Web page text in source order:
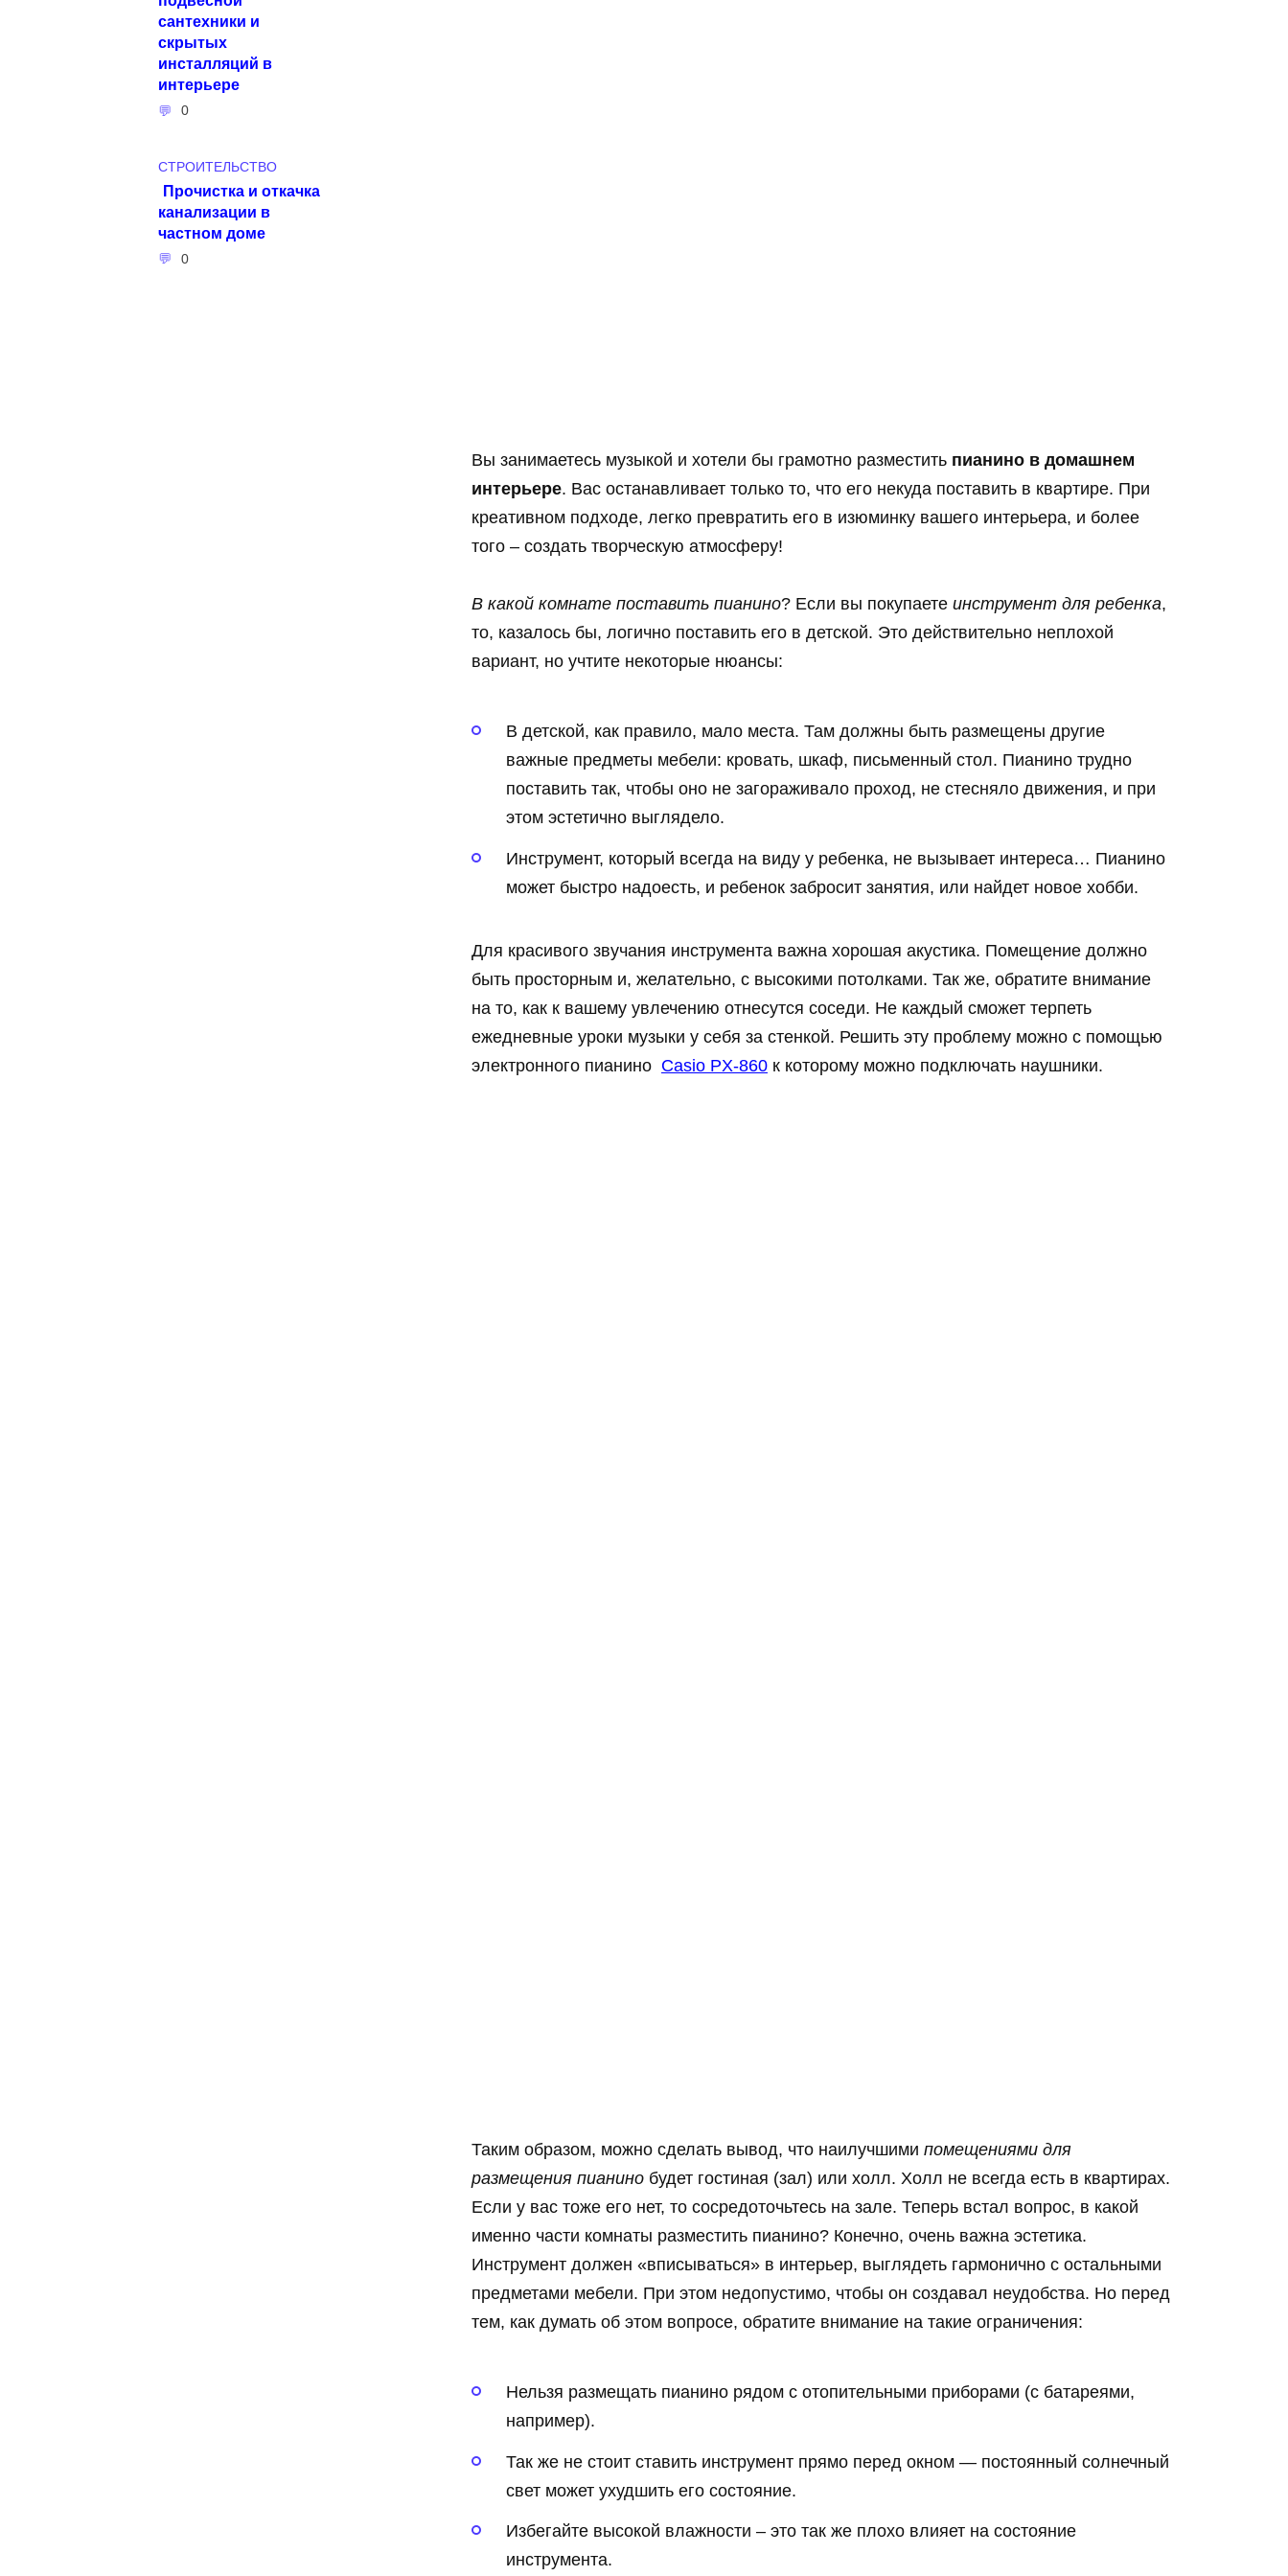
Вы занимаетесь музыкой и хотели бы грамотно разместить пианино в домашнем
интерьере. Вас останавливает только то, что его некуда поставить в квартире. При
креативном подходе, легко превратить его в изюминку вашего интерьера, и более
того – создать творческую атмосферу!
В какой комнате поставить пианино? Если вы покупаете инструмент для ребенка,
то, казалось бы, логично поставить его в детской. Это действительно неплохой
вариант, но учтите некоторые нюансы:
В детской, как правило, мало места. Там должны быть размещены другие
важные предметы мебели: кровать, шкаф, письменный стол. Пианино трудно
поставить так, чтобы оно не загораживало проход, не стесняло движения, и при
этом эстетично выглядело.
Инструмент, который всегда на виду у ребенка, не вызывает интереса… Пианино
может быстро надоесть, и ребенок забросит занятия, или найдет новое хобби.
Для красивого звучания инструмента важна хорошая акустика. Помещение должно
быть просторным и, желательно, с высокими потолками. Так же, обратите внимание
на то, как к вашему увлечению отнесутся соседи. Не каждый сможет терпеть
ежедневные уроки музыки у себя за стенкой. Решить эту проблему можно с помощью
электронного пианино Casio PX-860 к которому можно подключать наушники.
Таким образом, можно сделать вывод, что наилучшими помещениями для
размещения пианино будет гостиная (зал) или холл. Холл не всегда есть в квартирах.
Если у вас тоже его нет, то сосредоточьтесь на зале. Теперь встал вопрос, в какой
именно части комнаты разместить пианино? Конечно, очень важна эстетика.
Инструмент должен «вписываться» в интерьер, выглядеть гармонично с остальными
предметами мебели. При этом недопустимо, чтобы он создавал неудобства. Но перед
тем, как думать об этом вопросе, обратите внимание на такие ограничения:
Нельзя размещать пианино рядом с отопительными приборами (с батареями,
например).
Так же не стоит ставить инструмент прямо перед окном — постоянный солнечный
свет может ухудшить его состояние.
Избегайте высокой влажности – это так же плохо влияет на состояние
инструмента.
сантехники и
скрытых
инсталляций в
интерьере
0
СТРОИТЕЛЬСТВО
Прочистка и откачка
канализации в
частном доме
0